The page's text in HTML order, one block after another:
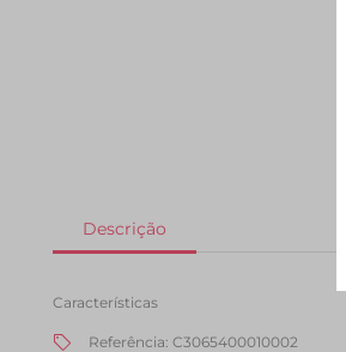
Características
Referência: C3065400010002